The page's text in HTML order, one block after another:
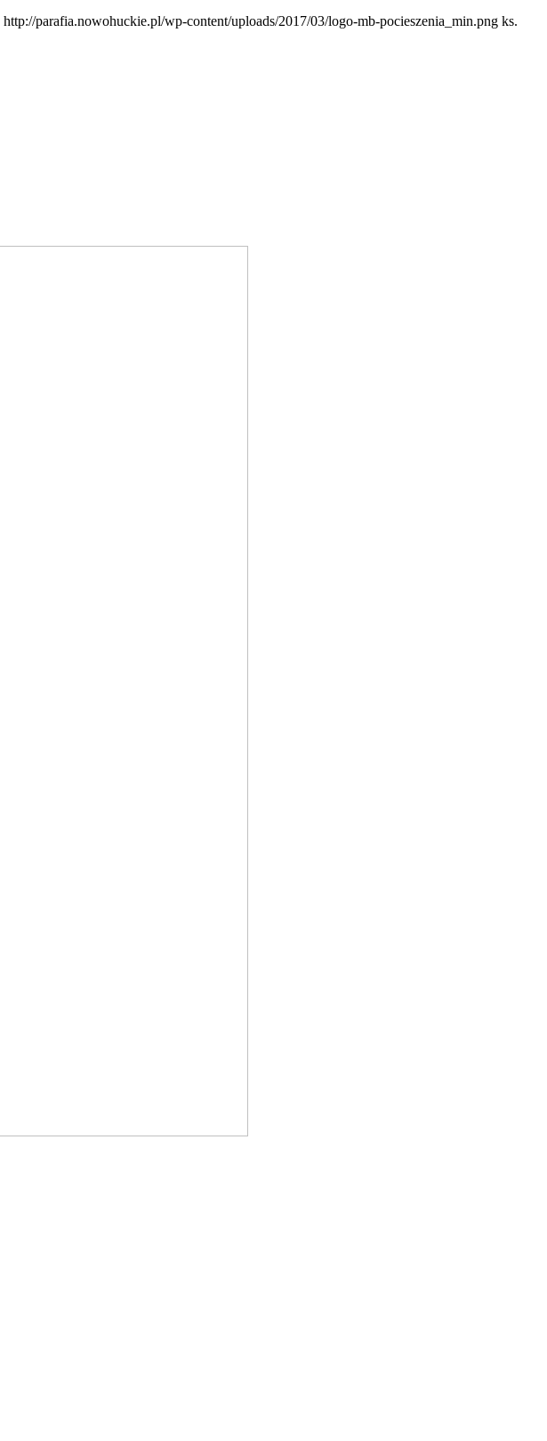
http://parafia.nowohuckie.pl/wp-content/uploads/2017/03/logo-mb-pocieszenia_min.png ks.